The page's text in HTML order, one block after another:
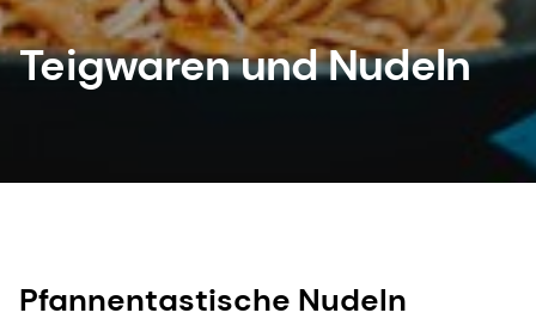
Teigwaren und Nudeln
Pfannentastische Nudeln